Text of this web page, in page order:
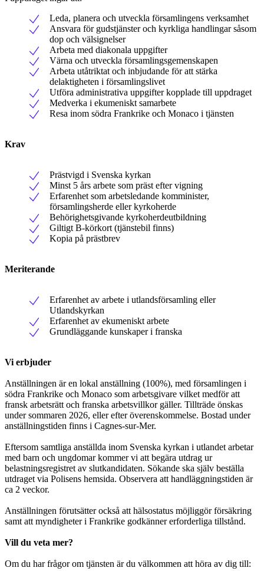
Leda, planera och utveckla församlingens verksamhet
Ansvara för gudstjänster och kyrkliga handlingar såsom
dop och välsignelser
Arbeta med diakonala uppgifter
Värna och utveckla församlingsgemenskapen
Arbeta utåtriktat och inbjudande för att stärka
delaktigheten i församlingslivet
Utföra administrativa uppgifter kopplade till uppdraget
Medverka i ekumeniskt samarbete
Resa inom södra Frankrike och Monaco i tjänsten
Krav
Prästvigd i Svenska kyrkan
Minst 5 års arbete som präst efter vigning
Erfarenhet som arbetsledande komminister,
församlingsherde eller kyrkoherde
Behörighetsgivande kyrkoherdeutbildning
Giltigt B-körkort (tjänstebil finns)
Kopia på prästbrev
Meriterande
Erfarenhet av arbete i utlandsförsamling eller
Utlandskyrkan
Erfarenhet av ekumeniskt arbete
Grundläggande kunskaper i franska
Vi erbjuder
Anställningen är en lokal anställning (100%), med församlingen i
södra Frankrike och Monaco som arbetsgivare vilket medför att
fransk arbetsrätt och franska arbetsvillkor gäller. Tillträde önskas
under sommaren 2026, eller efter överenskommelse. Bostad under
anställningstiden finns i Cagnes-sur-Mer.
Eftersom samtliga anställda inom Svenska kyrkan i utlandet arbetar
med barn och ungdomar kommer vi att begära utdrag ur
belastningsregistret av slutkandidaten. Sökande ska själv beställa
utdraget via Polisens hemsida. Observera att handläggningstiden är
ca 2 veckor.
Anställningen förutsätter också att hälsostatus möjliggör försäkring
samt att myndigheter i Frankrike godkänner erforderliga tillstånd.
Vill du veta mer?
Om du har frågor om tjänsten är du välkommen att höra av dig till: